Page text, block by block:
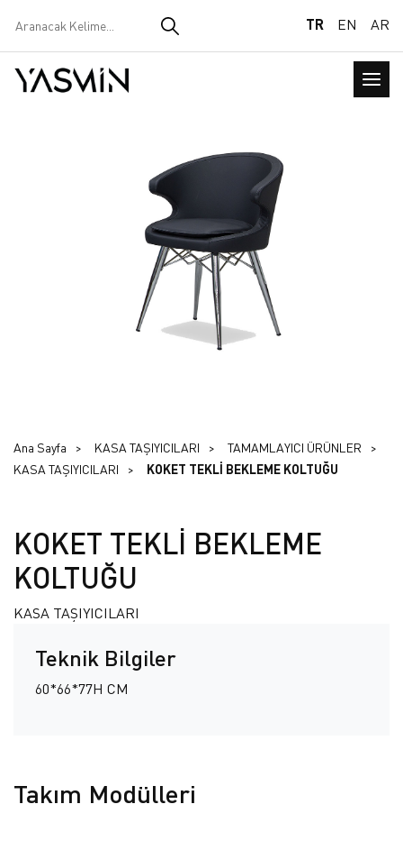
TR EN AR
Ana Sayfa KASA TAŞIYICILARI
TAMAMLAYICI ÜRÜNLER
KASA TAŞIYICILARI
KOKET TEKLİ BEKLEME KOLTUĞU
KOKET TEKLİ BEKLEME
KOLTUĞU
KASA TAŞIYICILARI
Teknik Bilgiler
60*66*77H CM
Takım Modülleri